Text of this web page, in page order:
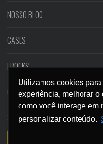
Utilizamos cookies
experiência, melhorar o
como você interage em
personalizar conteúdo.
Utilizamos cookies
experiência, melhorar o
como você interage em
personalizar conteúdo.
NOSSO BLOG
CASES
EBOOKS
CONTATO
SEGURANÇA E PRIVACIDADE